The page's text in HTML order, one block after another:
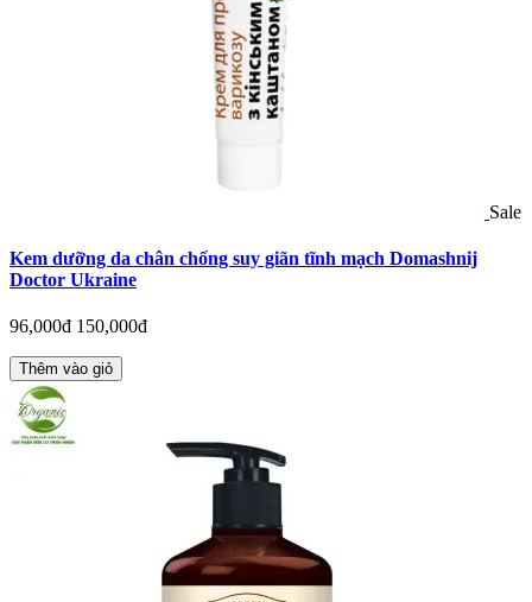
Sale
Kem dưỡng da chân chống suy giãn tĩnh mạch Domashnij
Doctor Ukraine
96,000đ 150,000đ
Thêm vào giỏ